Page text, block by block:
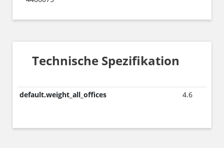
Technische Spezifikation
default.weight_all_offices 4.6